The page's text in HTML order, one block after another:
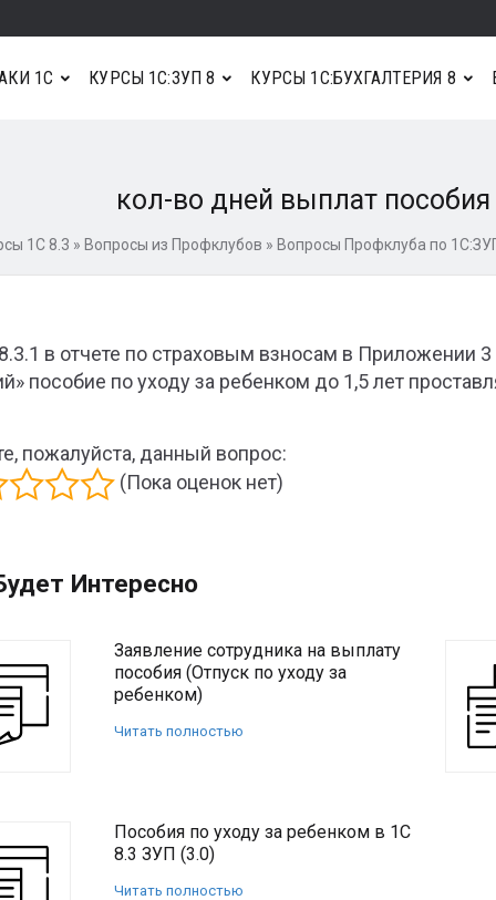
1С КУРСЫ 1С:ЗУП 8 КУРСЫ 1С:БУХГАЛТЕРИЯ 8
кол-во дней выплат пособия
1С 8.3 » Вопросы из Профклубов » Вопросы Профклуба по
в отчете по страховым взносам в Приложении
пособие по уходу за ребенком до 1,5 лет
пожалуйста, данный вопрос:
(Пока оценок нет)
Интересно
Заявление сотрудника на выплату
пособия (Отпуск по уходу за
ребенком)
Читать полностью
Пособия по уходу за ребенком в 1С
8.3 ЗУП (3.0)
Читать полностью